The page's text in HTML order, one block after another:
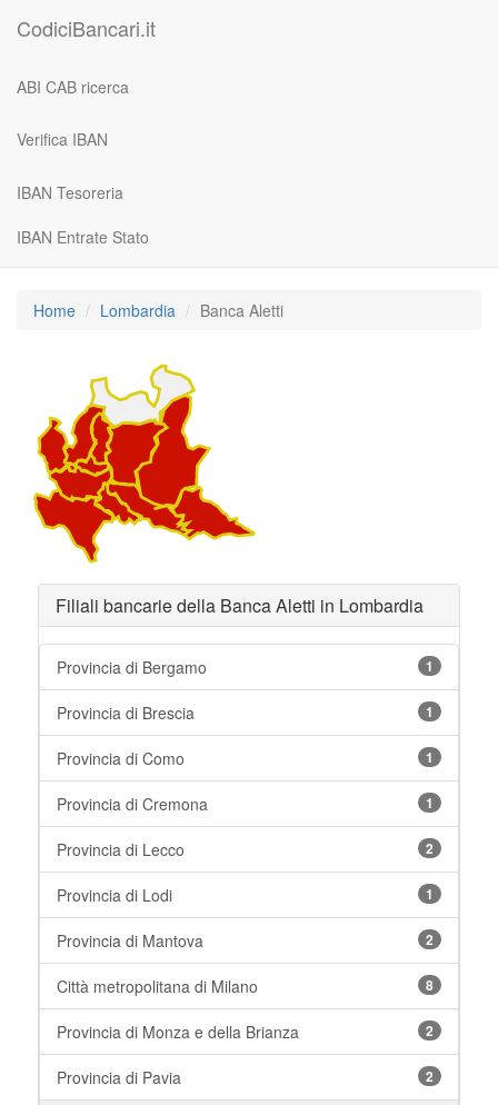
CodiciBancari.it
ABI CAB ricerca
Verifica IBAN
IBAN Tesoreria
IBAN Entrate Stato
Home Lombardia Banca Aletti
Filiali bancarie della Banca Aletti in Lombardia
Provincia di Bergamo 1
Provincia di Brescia 1
Provincia di Como 1
Provincia di Cremona 1
Provincia di Lecco 2
Provincia di Lodi 1
Provincia di Mantova 2
Città metropolitana di Milano 8
Provincia di Monza e della Brianza 2
Provincia di Pavia 2